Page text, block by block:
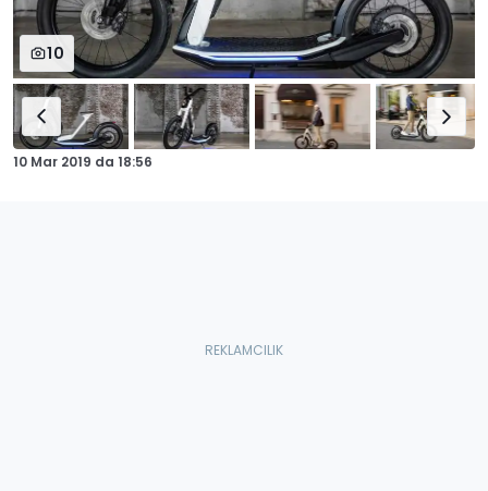
10
10 Mar 2019 da 18:56